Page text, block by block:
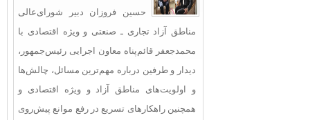
حسین فروزان دبیر شورای‌عالی
مناطق آزاد تجاری ـ صنعتی و ویژه اقتصادی با
محمدجعفر قائم‌پناه معاون اجرایی رئیس‌جمهور،
دیدار و طرفین درباره مهم‌ترین مسائل، چالش‌ها
و اولویت‌های مناطق آزاد و ویژه اقتصادی و
همچنین راهکارهای تسریع در رفع موانع پیش‌روی